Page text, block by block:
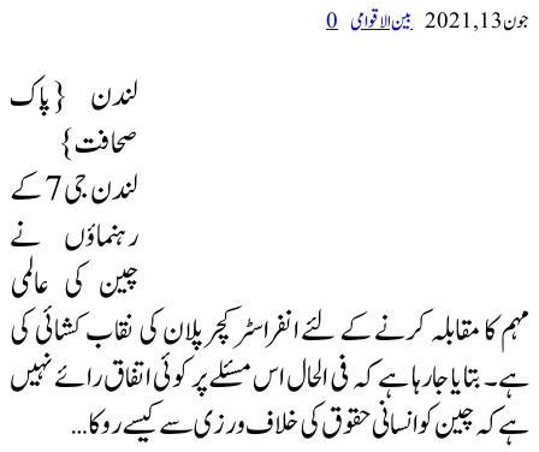
جون 13, 2021 بین الاقوامی 0
لندن {پاک
صحافت}
لندن جی 7 کے
رہنماؤں نے
چین کی عالمی
مہم کا مقابلہ کرنے کے لئے انفراسٹرکچر پلان کی نقاب کشائی کی
ہے۔ بتایا جارہا ہے کہ فی الحال اس مسئلے پر کوئی اتفاق رائے نہیں
ہے کہ چین کو انسانی حقوق کی خلاف ورزی سے کیسے روکا …